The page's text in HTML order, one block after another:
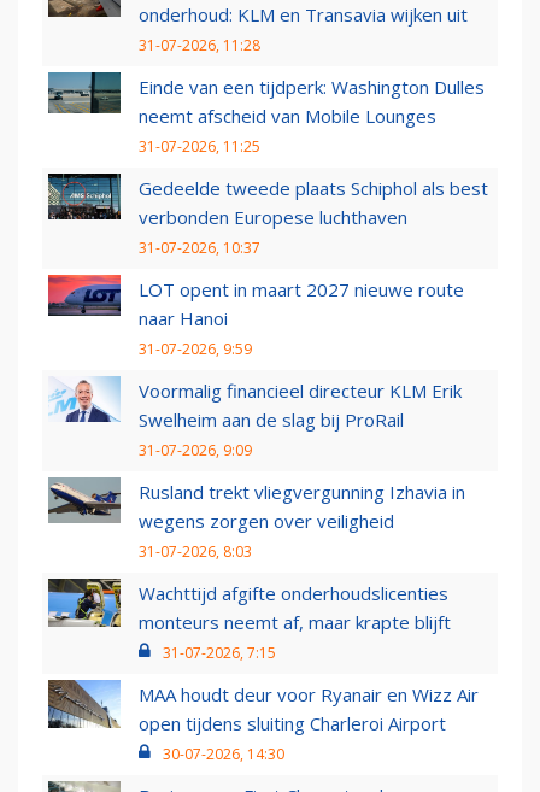
onderhoud: KLM en Transavia wijken uit
31-07-2026, 11:28
Einde van een tijdperk: Washington Dulles
neemt afscheid van Mobile Lounges
31-07-2026, 11:25
Gedeelde tweede plaats Schiphol als best
verbonden Europese luchthaven
31-07-2026, 10:37
LOT opent in maart 2027 nieuwe route
naar Hanoi
31-07-2026, 9:59
Voormalig financieel directeur KLM Erik
Swelheim aan de slag bij ProRail
31-07-2026, 9:09
Rusland trekt vliegvergunning Izhavia in
wegens zorgen over veiligheid
31-07-2026, 8:03
Wachttijd afgifte onderhoudslicenties
monteurs neemt af, maar krapte blijft
31-07-2026, 7:15
MAA houdt deur voor Ryanair en Wizz Air
open tijdens sluiting Charleroi Airport
30-07-2026, 14:30